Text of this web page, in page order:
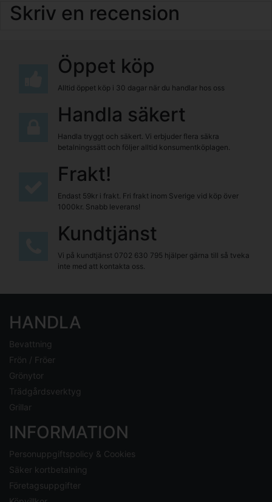
Skriv en recension
Öppet köp
Alltid öppet köp i 30 dagar när du handlar hos oss
Handla säkert
Handla tryggt och säkert. Vi erbjuder flera säkra
betalningssätt och följer alltid konsumentköplagen.
Frakt!
Endast 59kr i frakt. Fri frakt inom Sverige vid köp över
1000kr. Snabb leverans!
Kundtjänst
Vi på kundtjänst 0702 630 795 hjälper gärna till så tveka
inte med att kontakta oss.
HANDLA
Bevattning
Frön / Fröer
Grönytor
Trädgårdsverktyg
Grillar
INFORMATION
Personuppgiftspolicy & Cookies
Säker kortbetalning
Företagsuppgifter